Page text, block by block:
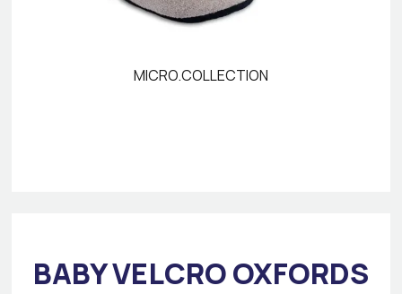
MICRO.COLLECTION
BABY VELCRO OXFORDS